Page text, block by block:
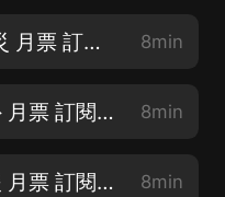
【暗黑紀元】第一章 天災 月票 訂閱 轉發 五星好評 8min
【暗黑紀元】第2章 意外 月票 訂閱 轉發 五星好評 8min
【暗黑紀元】第3章 救援 月票 訂閱 轉發 五星好評 8min